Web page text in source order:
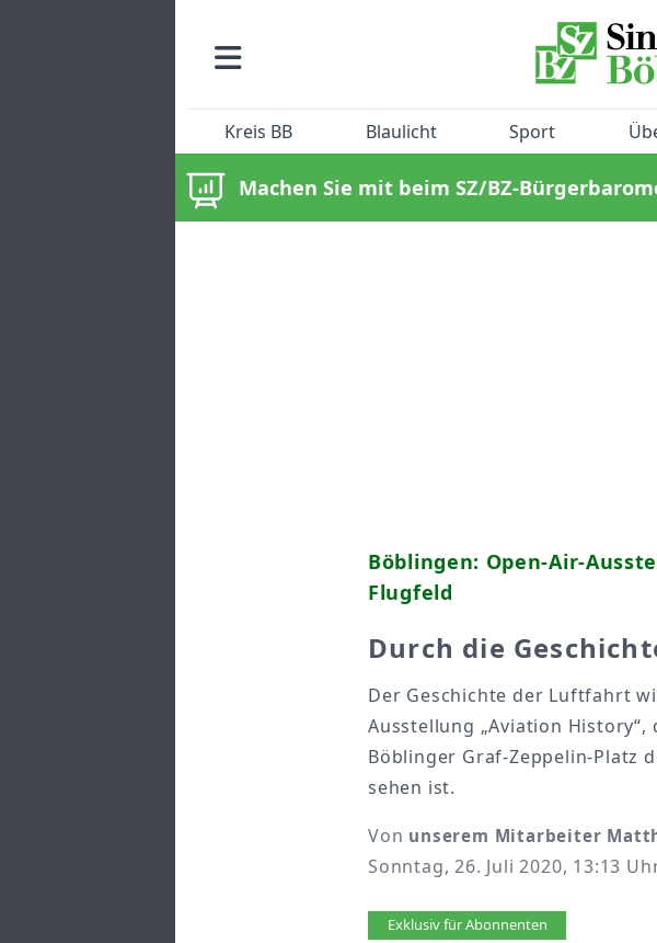
Kreis BB Blaulicht Sport
Machen Sie mit beim SZ/BZ-
Böblingen: Open-Air-
Flugfeld
Durch die
Der Geschichte der Luftfahrt
Ausstellung „Aviation
Böblinger Graf-Zeppelin-Platz
sehen ist.
Von unserem Mitarbeiter
Sonntag, 26. Juli 2020, 13:13
Artikel vorlesen
Exklusiv für Abonnenten